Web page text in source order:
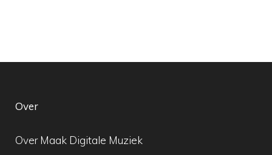
Over
Over Maak Digitale Muziek